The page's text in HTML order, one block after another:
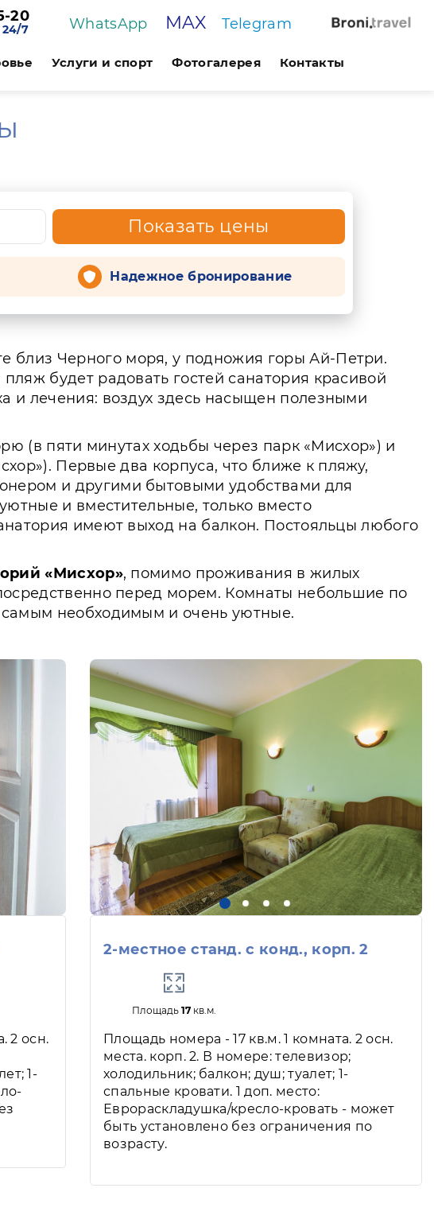
20
7 WhatsApp MAX Telegram
Услуги и спорт Фотогалерея Контакты
Показать цены
Надежное бронирование
близ Черного моря, у подножия горы Ай-Петри.
будет радовать гостей санатория красивой
и лечения: воздух здесь насыщен полезными
(в пяти минутах ходьбы через парк «Мисхор») и
Первые два корпуса, что ближе к пляжу,
и другими бытовыми удобствами для
и вместительные, только вместо
имеют выход на балкон. Постояльцы любого
«Мисхор», помимо проживания в жилых
перед морем. Комнаты небольшие по
самым необходимым и очень уютные.
2 осн.
1-
2-местное станд. с конд., корп. 2
Площадь 17кв.м.
Площадь номера - 17 кв.м. 1 комната. 2 осн.
места. корп. 2. В номере: телевизор;
холодильник; балкон; душ; туалет; 1-
спальные кровати. 1 доп. место:
Еврораскладушка/кресло-кровать - может
быть установлено без ограничения по
возрасту.